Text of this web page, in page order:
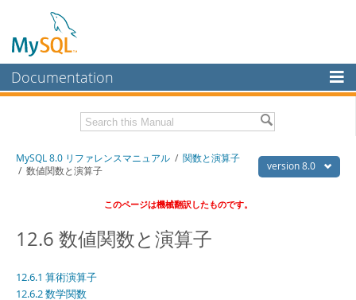
Documentation
MySQL Enterprise
Workbench
Connectors
More
Download this Manual version 8.0
MySQL 8.0 リファレンスマニュアル / 関数と演算子
/ 数値関数と演算子
このページは機械翻訳したものです。
12.6 数値関数と演算子
12.6.1 算術演算子
12.6.2 数学関数